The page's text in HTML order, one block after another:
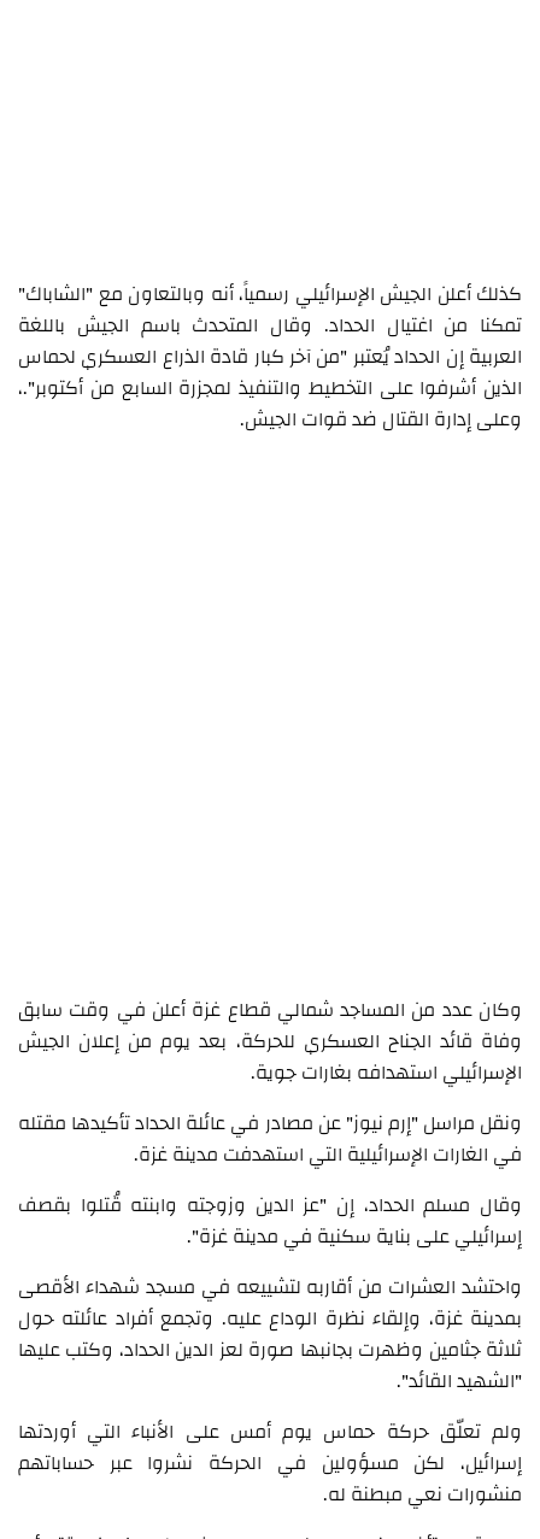
كذلك أعلن الجيش الإسرائيلي رسمياً، أنه وبالتعاون مع "الشاباك"
تمكنا من اغتيال الحداد. وقال المتحدث باسم الجيش باللغة
العربية إن الحداد يُعتبر "من آخر كبار قادة الذراع العسكري لحماس
الذين أشرفوا على التخطيط والتنفيذ لمجزرة السابع من أكتوبر".،
وعلى إدارة القتال ضد قوات الجيش.
وكان عدد من المساجد شمالي قطاع غزة أعلن في وقت سابق
وفاة قائد الجناح العسكري للحركة، بعد يوم من إعلان الجيش
الإسرائيلي استهدافه بغارات جوية.
ونقل مراسل "إرم نيوز" عن مصادر في عائلة الحداد تأكيدها مقتله
في الغارات الإسرائيلية التي استهدفت مدينة غزة.
وقال مسلم الحداد، إن "عز الدين وزوجته وابنته قُتلوا بقصف
إسرائيلي على بناية سكنية في مدينة غزة".
واحتشد العشرات من أقاربه لتشييعه في مسجد شهداء الأقصى
بمدينة غزة، وإلقاء نظرة الوداع عليه. وتجمع أفراد عائلته حول
ثلاثة جثامين وظهرت بجانبها صورة لعز الدين الحداد، وكتب عليها
"الشهيد القائد".
ولم تعلّق حركة حماس يوم أمس على الأنباء التي أوردتها
إسرائيل، لكن مسؤولين في الحركة نشروا عبر حساباتهم
منشورات نعي مبطنة له.